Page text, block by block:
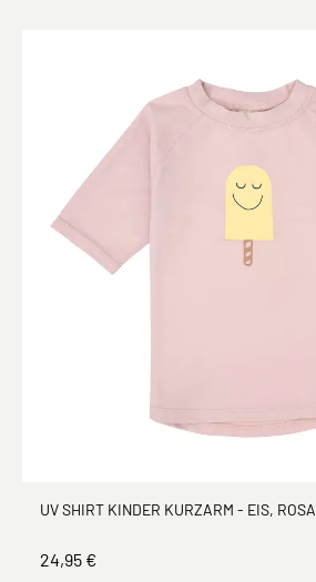
UV SHIRT KINDER KURZARM - EIS, ROSA
24,95 €